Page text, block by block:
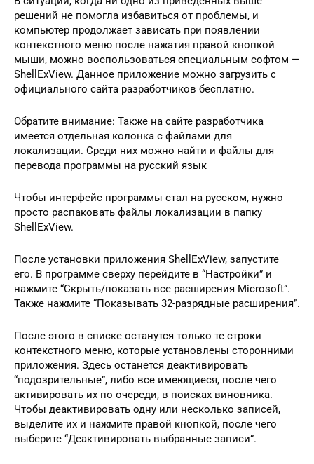
решений не помогла избавиться от проблемы, и
компьютер продолжает зависать при появлении
контекстного меню после нажатия правой кнопкой
мыши, можно воспользоваться специальным софтом —
ShellExView. Данное приложение можно загрузить с
официального сайта разработчиков бесплатно.
Обратите внимание: Также на сайте разработчика
имеется отдельная колонка с файлами для
локализации. Среди них можно найти и файлы для
перевода программы на русский язык
Чтобы интерфейс программы стал на русском, нужно
просто распаковать файлы локализации в папку
ShellExView.
После установки приложения ShellExView, запустите
его. В программе сверху перейдите в “Настройки” и
нажмите “Скрыть/показать все расширения Microsoft”.
Также нажмите “Показывать 32-разрядные расширения”.
После этого в списке останутся только те строки
контекстного меню, которые установлены сторонними
приложения. Здесь останется деактивировать
“подозрительные”, либо все имеющиеся, после чего
активировать их по очереди, в поисках виновника.
Чтобы деактивировать одну или несколько записей,
выделите их и нажмите правой кнопкой, после чего
выберите “Деактивировать выбранные записи”.